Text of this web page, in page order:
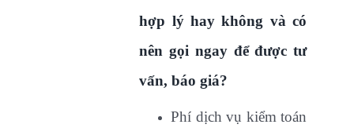
hợp lý hay không và có
nên gọi ngay để được tư
vấn, báo giá?
Phí dịch vụ kiểm toán